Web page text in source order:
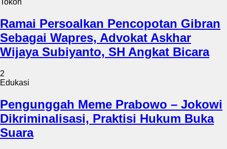
Tokoh
Ramai Persoalkan Pencopotan Gibran
Sebagai Wapres, Advokat Askhar
Wijaya Subiyanto, SH Angkat Bicara
2
Edukasi
Pengunggah Meme Prabowo – Jokowi
Dikriminalisasi, Praktisi Hukum Buka
Suara